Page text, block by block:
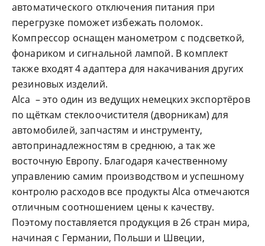
автоматического отключения питания при
перегрузке поможет избежать поломок.
Компрессор оснащен манометром с подсветкой,
фонариком и сигнальной лампой. В комплект
также входят 4 адаптера для накачивания других
резиновых изделий.
Alca – это один из ведущих немецких экспортёров
по щёткам стеклоочистителя (дворникам) для
автомобилей, запчастям и инструменту,
автопринадлежностям в среднюю, а так же
восточную Европу. Благодаря качественному
управлению самим производством и успешному
контролю расходов все продукты Alca отмечаются
отличным соотношением цены к качеству.
Поэтому поставляется продукция в 26 стран мира,
начиная с Германии, Польши и Швеции,